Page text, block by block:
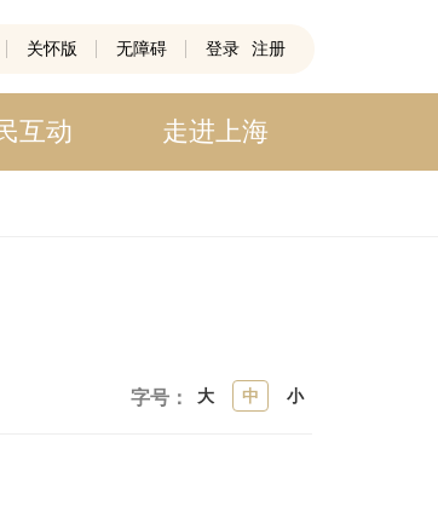
关怀版 无障碍 登录 注册
互动 走进上海
字号： 大 中 小